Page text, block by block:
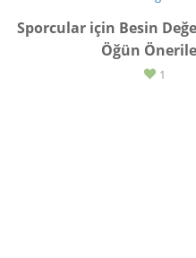
Sporcular için Besin
Öğün
1